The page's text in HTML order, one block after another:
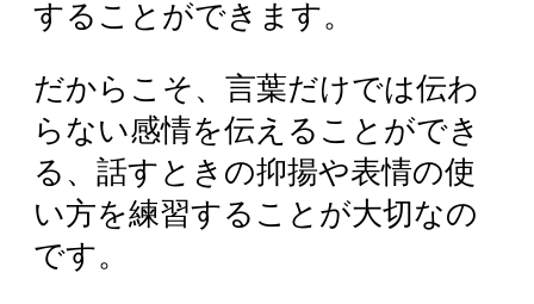
することができます。
だからこそ、言葉だけでは伝わ
らない感情を伝えることができ
る、話すときの抑揚や表情の使
い方を練習することが大切なの
です。